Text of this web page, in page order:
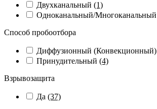
Двухканальный (1)
Одноканальный/Многоканальный
Способ пробоотбора
Диффузионный (Конвекционный)
Принудительный (4)
Взрывозащита
Да (37)